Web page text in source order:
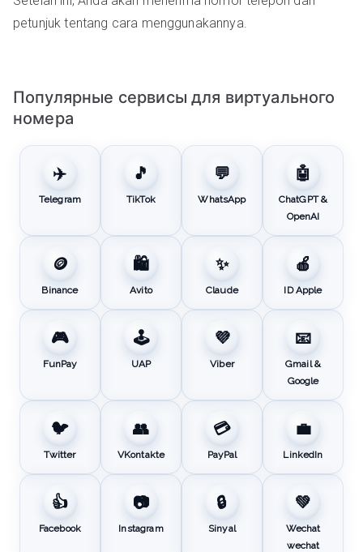
petunjuk tentang cara menggunakannya.
Популярные сервисы для виртуального
номера
✈️
Telegram
🎵
TikTok
💬
WhatsApp
🤖
ChatGPT &
OpenAI
🪙
Binance
🛍️
Avito
✨
Claude
🍎
ID Apple
🎮
FunPay
🕹️
UAP
💜
Viber
📧
Gmail &
Google
🐦
Twitter
👥
VKontakte
💳
PayPal
💼
LinkedIn
👍
Facebook
📷
Instagram
🔒
Sinyal
💚
Wechat
wechat